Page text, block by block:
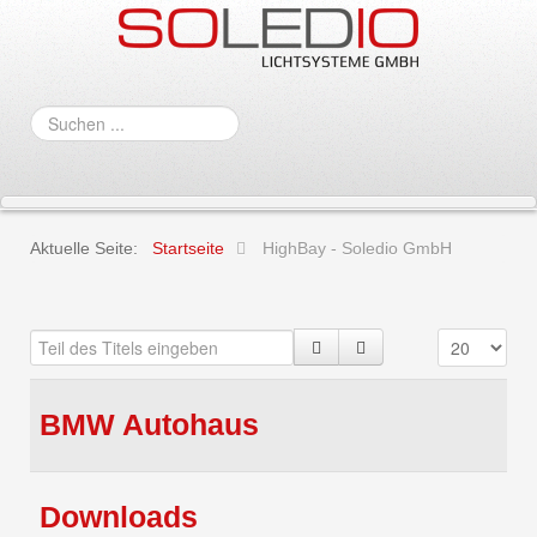
Suchen
...
Aktuelle Seite: Startseite HighBay - Soledio GmbH
BMW Autohaus
Downloads